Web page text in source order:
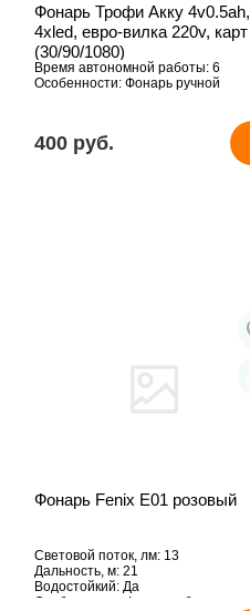
Фонарь Трофи Акку 4v0.5ah,
4xled, евро-вилка 220v, карт
(30/90/1080)
Время автономной работы: 6
Особенности: Фонарь ручной
400 pуб.
Фонарь Fenix E01 розовый
Световой поток, лм: 13
Дальность, м: 21
Водостойкий: Да
Особенности: Фонарик-брелок